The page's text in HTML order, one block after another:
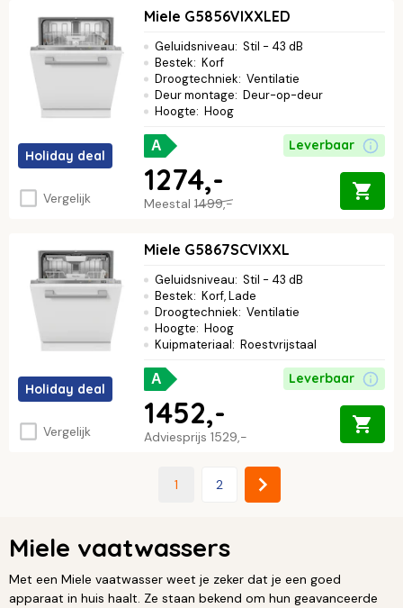
Holiday deal
Vergelijk
Miele G5856VIXXLED
Geluidsniveau: Stil - 43 dB
Bestek: Korf
Droogtechniek: Ventilatie
Deur montage: Deur-op-deur
Hoogte: Hoog
A Leverbaar
Meestal 1499,-
1274,-
Holiday deal
Vergelijk
Miele G5867SCVIXXL
Geluidsniveau: Stil - 43 dB
Bestek: Korf, Lade
Droogtechniek: Ventilatie
Hoogte: Hoog
Kuipmateriaal: Roestvrijstaal
A Leverbaar
Adviesprijs 1529,-
1452,-
1 2
Miele vaatwassers
Met een Miele vaatwasser weet je zeker dat je een goed
apparaat in huis haalt. Ze staan bekend om hun geavanceerde